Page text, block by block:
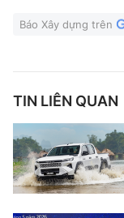
Báo Xây dựng trên
TIN LIÊN QUAN